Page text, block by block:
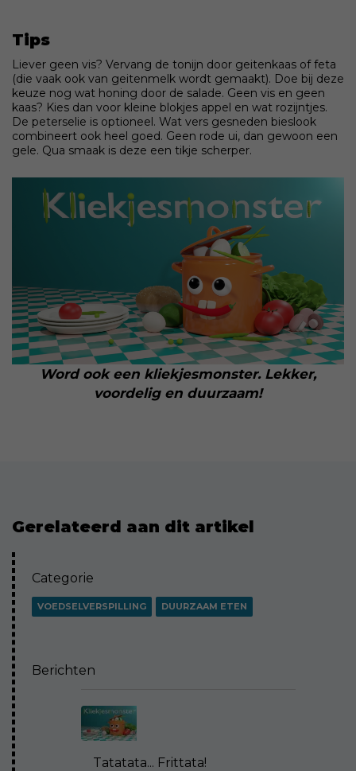
Tips
Liever geen vis? Vervang de tonijn door geitenkaas of feta
(die vaak ook van geitenmelk wordt gemaakt). Doe bij deze
keuze nog wat honing door de salade. Geen vis en geen
kaas? Kies dan voor kleine blokjes appel en wat rozijntjes.
De peterselie is optioneel. Wat vers gesneden bieslook
combineert ook heel goed. Geen rode ui, dan gewoon een
gele. Qua smaak is deze een tikje scherper.
Word ook een kliekjesmonster. Lekker,
voordelig en duurzaam!
Gerelateerd aan dit artikel
Categorie
VOEDSELVERSPILLING DUURZAAM ETEN
Berichten
Tatatata... Frittata!